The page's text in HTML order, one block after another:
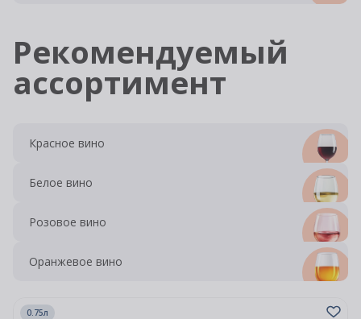
Рекомендуемый
ассортимент
Красное вино
Белое вино
Розовое вино
Оранжевое вино
0.75л